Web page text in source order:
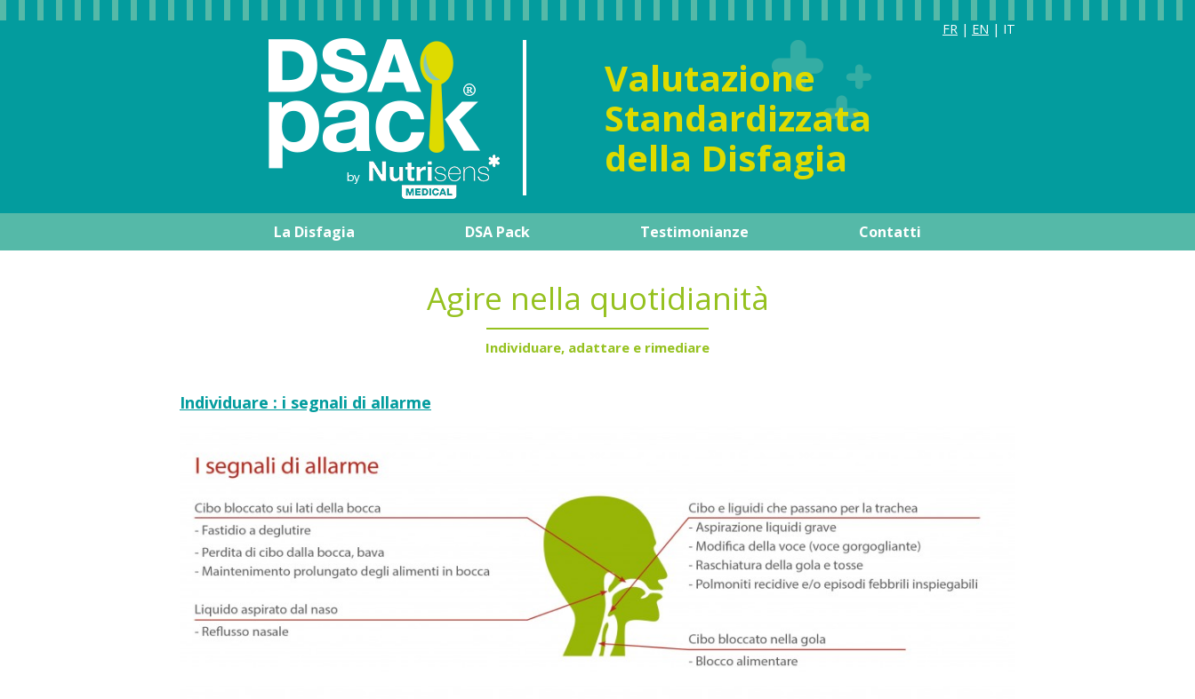
FR | EN | IT
Valutazione
Standardizzata
della Disfagia
La Disfagia
DSA Pack
Testimonianze Contatti
Agire nella quotidianità
Individuare, adattare e rimediare
Individuare : i segnali di allarme